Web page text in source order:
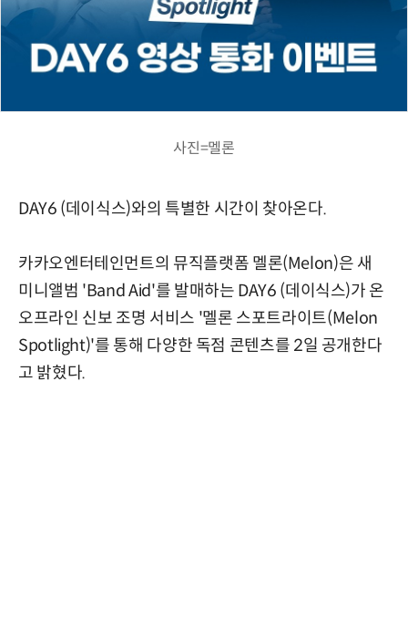
사진=멜론
DAY6 (데이식스)와의 특별한 시간이 찾아온다.
카카오엔터테인먼트의 뮤직플랫폼 멜론(Melon)은 새
미니앨범 'Band Aid'를 발매하는 DAY6 (데이식스)가 온
오프라인 신보 조명 서비스 '멜론 스포트라이트(Melon
Spotlight)'를 통해 다양한 독점 콘텐츠를 2일 공개한다
고 밝혔다.